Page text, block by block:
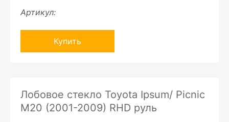
Артикул:
Купить
Лобовое стекло Toyota Ipsum/ Picnic
M20 (2001-2009) RHD руль